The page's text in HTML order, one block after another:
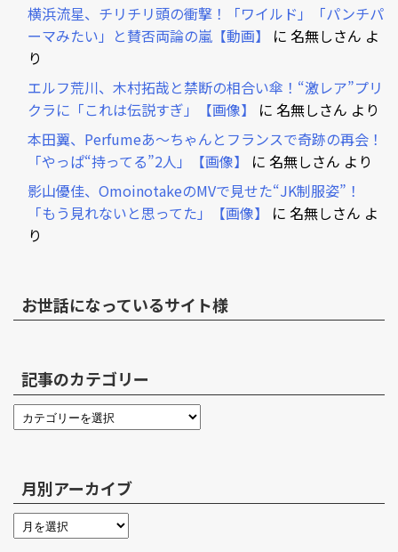
横浜流星、チリチリ頭の衝撃！「ワイルド」「パンチパ
ーマみたい」と賛否両論の嵐【動画】
に 名無しさん よ
り
エルフ荒川、木村拓哉と禁断の相合い傘！“激レア”プリ
クラに「これは伝説すぎ」【画像】
に 名無しさん より
本田翼、Perfumeあ～ちゃんとフランスで奇跡の再会！
「やっぱ“持ってる”2人」【画像】
に 名無しさん より
影山優佳、OmoinotakeのMVで見せた“JK制服姿”！
「もう見れないと思ってた」【画像】
に 名無しさん よ
り
お世話になっているサイト様
記事のカテゴリー
月別アーカイブ